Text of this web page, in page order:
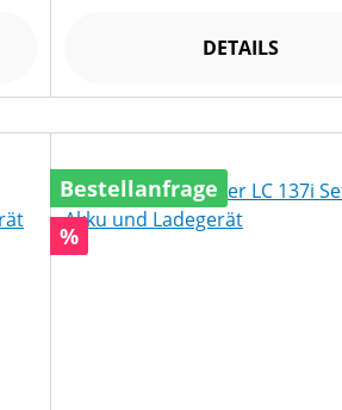
DETAILS
Bestellanfrage
Rabatt
%